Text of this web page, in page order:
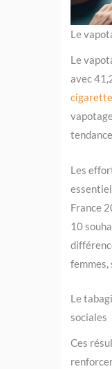
Le
Le
avec
Les
France
10
femmes,
Le
sociales
Ces